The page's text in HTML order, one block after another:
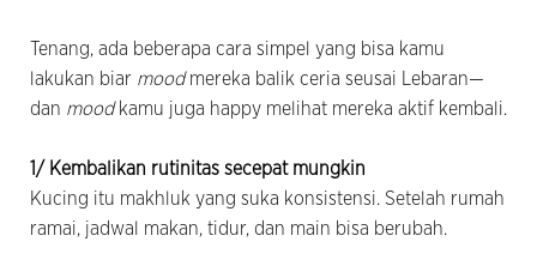
Tenang, ada beberapa cara simpel yang bisa kamu
lakukan biar moodmereka balik ceria seusai Lebaran—
dan mood kamu juga happy melihat mereka aktif kembali.
1/ Kembalikan rutinitas secepat mungkin
Kucing itu makhluk yang suka konsistensi. Setelah rumah
ramai, jadwal makan, tidur, dan main bisa berubah.